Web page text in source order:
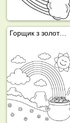
Горщик з золотом під райдугою